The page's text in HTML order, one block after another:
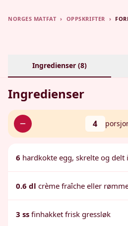
NORGES MATFAT › OPPSKRIFTER ›
Ingredienser (8)
Ingredienser
4
6 hardkokte egg, skrelte og delt
0.6 dl crème fraîche eller
3 ss finhakket frisk gressløk